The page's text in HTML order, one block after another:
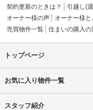
契約更新のときは？
引越し(
オーナー様の声
オーナー様
売買物件一覧
住まいの購入の
トップページ
お気に入り物件一覧
スタッフ紹介